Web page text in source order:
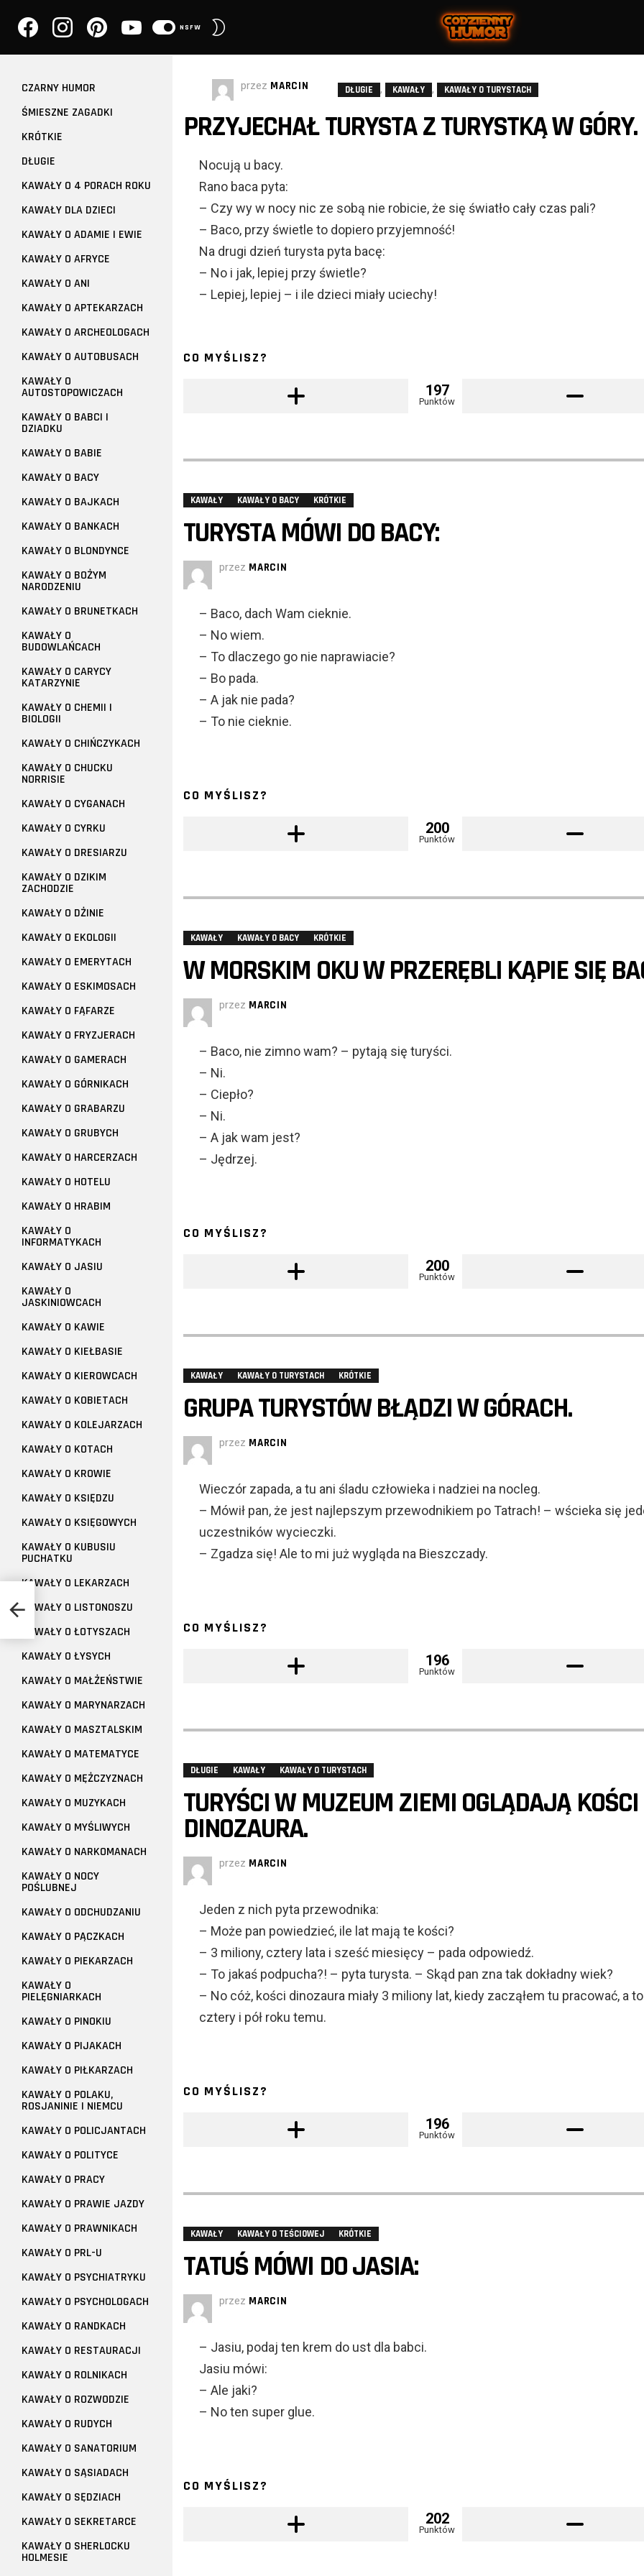
NSFW
przez MARCIN DŁUGIE , KAWAŁY , KAWAŁY O TURYSTACH
PRZYJECHAŁ TURYSTA Z TURYSTKĄ W GÓRY.
Nocują u bacy.
Rano baca pyta:
– Czy wy w nocy nic ze sobą nie robicie, że się światło cały czas pali?
– Baco, przy świetle to dopiero przyjemność!
Na drugi dzień turysta pyta bacę:
– No i jak, lepiej przy świetle?
– Lepiej, lepiej – i ile dzieci miały uciechy!
CO MYŚLISZ?
197
Punktów
KAWAŁY KAWAŁY O BACY KRÓTKIE
TURYSTA MÓWI DO BACY:
przez MARCIN
– Baco, dach Wam cieknie.
– No wiem.
– To dlaczego go nie naprawiacie?
– Bo pada.
– A jak nie pada?
– To nie cieknie.
CO MYŚLISZ?
200
Punktów
KAWAŁY KAWAŁY O BACY KRÓTKIE
W MORSKIM OKU W PRZERĘBLI KĄPIE SIĘ
przez MARCIN
– Baco, nie zimno wam? – pytają się turyści.
– Ni.
– Ciepło?
– Ni.
– A jak wam jest?
– Jędrzej.
CO MYŚLISZ?
200
Punktów
KAWAŁY KAWAŁY O TURYSTACH KRÓTKIE
GRUPA TURYSTÓW BŁĄDZI W GÓRACH.
przez MARCIN
Wieczór zapada, a tu ani śladu człowieka i nadziei na nocleg.
– Mówił pan, że jest najlepszym przewodnikiem po Tatrach! – wścieka się
uczestników wycieczki.
– Zgadza się! Ale to mi już wygląda na Bieszczady.
CO MYŚLISZ?
196
Punktów
DŁUGIE KAWAŁY KAWAŁY O TURYSTACH
TURYŚCI W MUZEUM ZIEMI OGLĄDAJĄ KOŚCI
DINOZAURA.
przez MARCIN
Jeden z nich pyta przewodnika:
– Może pan powiedzieć, ile lat mają te kości?
– 3 miliony, cztery lata i sześć miesięcy – pada odpowiedź.
– To jakaś podpucha?! – pyta turysta. – Skąd pan zna tak dokładny wiek?
– No cóż, kości dinozaura miały 3 miliony lat, kiedy zacząłem tu pracować, a to
cztery i pół roku temu.
CO MYŚLISZ?
196
Punktów
KAWAŁY KAWAŁY O TEŚCIOWEJ KRÓTKIE
TATUŚ MÓWI DO JASIA:
przez MARCIN
– Jasiu, podaj ten krem do ust dla babci.
Jasiu mówi:
– Ale jaki?
– No ten super glue.
CO MYŚLISZ?
202
Punktów
CZARNY HUMOR
ŚMIESZNE ZAGADKI
KRÓTKIE
DŁUGIE
KAWAŁY O 4 PORACH ROKU
KAWAŁY DLA DZIECI
KAWAŁY O ADAMIE I EWIE
KAWAŁY O AFRYCE
KAWAŁY O ANI
KAWAŁY O APTEKARZACH
KAWAŁY O ARCHEOLOGACH
KAWAŁY O AUTOBUSACH
KAWAŁY O
AUTOSTOPOWICZACH
KAWAŁY O BABCI I
DZIADKU
KAWAŁY O BABIE
KAWAŁY O BACY
KAWAŁY O BAJKACH
KAWAŁY O BANKACH
KAWAŁY O BLONDYNCE
KAWAŁY O BOŻYM
NARODZENIU
KAWAŁY O BRUNETKACH
KAWAŁY O
BUDOWLAŃCACH
KAWAŁY O CARYCY
KATARZYNIE
KAWAŁY O CHEMII I
BIOLOGII
KAWAŁY O CHIŃCZYKACH
KAWAŁY O CHUCKU
NORRISIE
KAWAŁY O CYGANACH
KAWAŁY O CYRKU
KAWAŁY O DRESIARZU
KAWAŁY O DZIKIM
ZACHODZIE
KAWAŁY O DŻINIE
KAWAŁY O EKOLOGII
KAWAŁY O EMERYTACH
KAWAŁY O ESKIMOSACH
KAWAŁY O FĄFARZE
KAWAŁY O FRYZJERACH
KAWAŁY O GAMERACH
KAWAŁY O GÓRNIKACH
KAWAŁY O GRABARZU
KAWAŁY O GRUBYCH
KAWAŁY O HARCERZACH
KAWAŁY O HOTELU
KAWAŁY O HRABIM
KAWAŁY O
INFORMATYKACH
KAWAŁY O JASIU
KAWAŁY O
JASKINIOWCACH
KAWAŁY O KAWIE
KAWAŁY O KIEŁBASIE
KAWAŁY O KIEROWCACH
KAWAŁY O KOBIETACH
KAWAŁY O KOLEJARZACH
KAWAŁY O KOTACH
KAWAŁY O KROWIE
KAWAŁY O KSIĘDZU
KAWAŁY O KSIĘGOWYCH
KAWAŁY O KUBUSIU
PUCHATKU
KAWAŁY O LEKARZACH
KAWAŁY O LISTONOSZU
KAWAŁY O ŁOTYSZACH
KAWAŁY O ŁYSYCH
KAWAŁY O MAŁŻEŃSTWIE
KAWAŁY O MARYNARZACH
KAWAŁY O MASZTALSKIM
KAWAŁY O MATEMATYCE
KAWAŁY O MĘŻCZYZNACH
KAWAŁY O MUZYKACH
KAWAŁY O MYŚLIWYCH
KAWAŁY O NARKOMANACH
KAWAŁY O NOCY
POŚLUBNEJ
KAWAŁY O ODCHUDZANIU
KAWAŁY O PĄCZKACH
KAWAŁY O PIEKARZACH
KAWAŁY O
PIELĘGNIARKACH
KAWAŁY O PINOKIU
KAWAŁY O PIJAKACH
KAWAŁY O PIŁKARZACH
KAWAŁY O POLAKU,
ROSJANINIE I NIEMCU
KAWAŁY O POLICJANTACH
KAWAŁY O POLITYCE
KAWAŁY O PRACY
KAWAŁY O PRAWIE JAZDY
KAWAŁY O PRAWNIKACH
KAWAŁY O PRL-U
KAWAŁY O PSYCHIATRYKU
KAWAŁY O PSYCHOLOGACH
KAWAŁY O RANDKACH
KAWAŁY O RESTAURACJI
KAWAŁY O ROLNIKACH
KAWAŁY O ROZWODZIE
KAWAŁY O RUDYCH
KAWAŁY O SANATORIUM
KAWAŁY O SĄSIADACH
KAWAŁY O SĘDZIACH
KAWAŁY O SEKRETARCE
KAWAŁY O SHERLOCKU
HOLMESIE